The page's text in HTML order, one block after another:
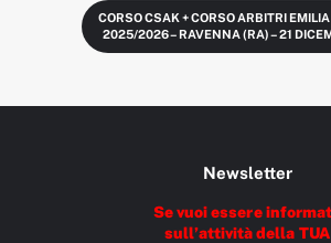
CORSO CSAK + CORSO ARBITRI
2025/2026 – RAVENNA (RA) – 21
Newsletter
Se vuoi essere
sull’attività della TUA